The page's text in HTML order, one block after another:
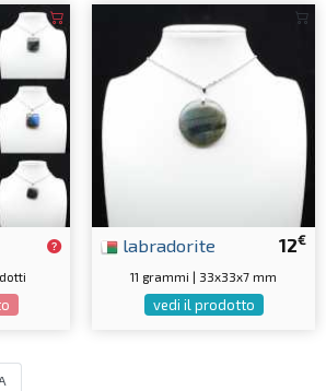
12€
labradorite
11 grammi | 33x33x7 mm
vedi il prodotto